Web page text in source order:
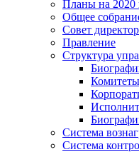
Планы на 2020
Общее
Совет
Правление
Структура
Комитеты
Система
Система